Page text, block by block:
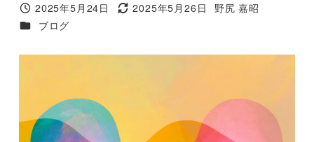
投稿日
2025年5月24日
更新日
2025年5月26日
著
野尻 嘉昭
カテゴリー
ブログ